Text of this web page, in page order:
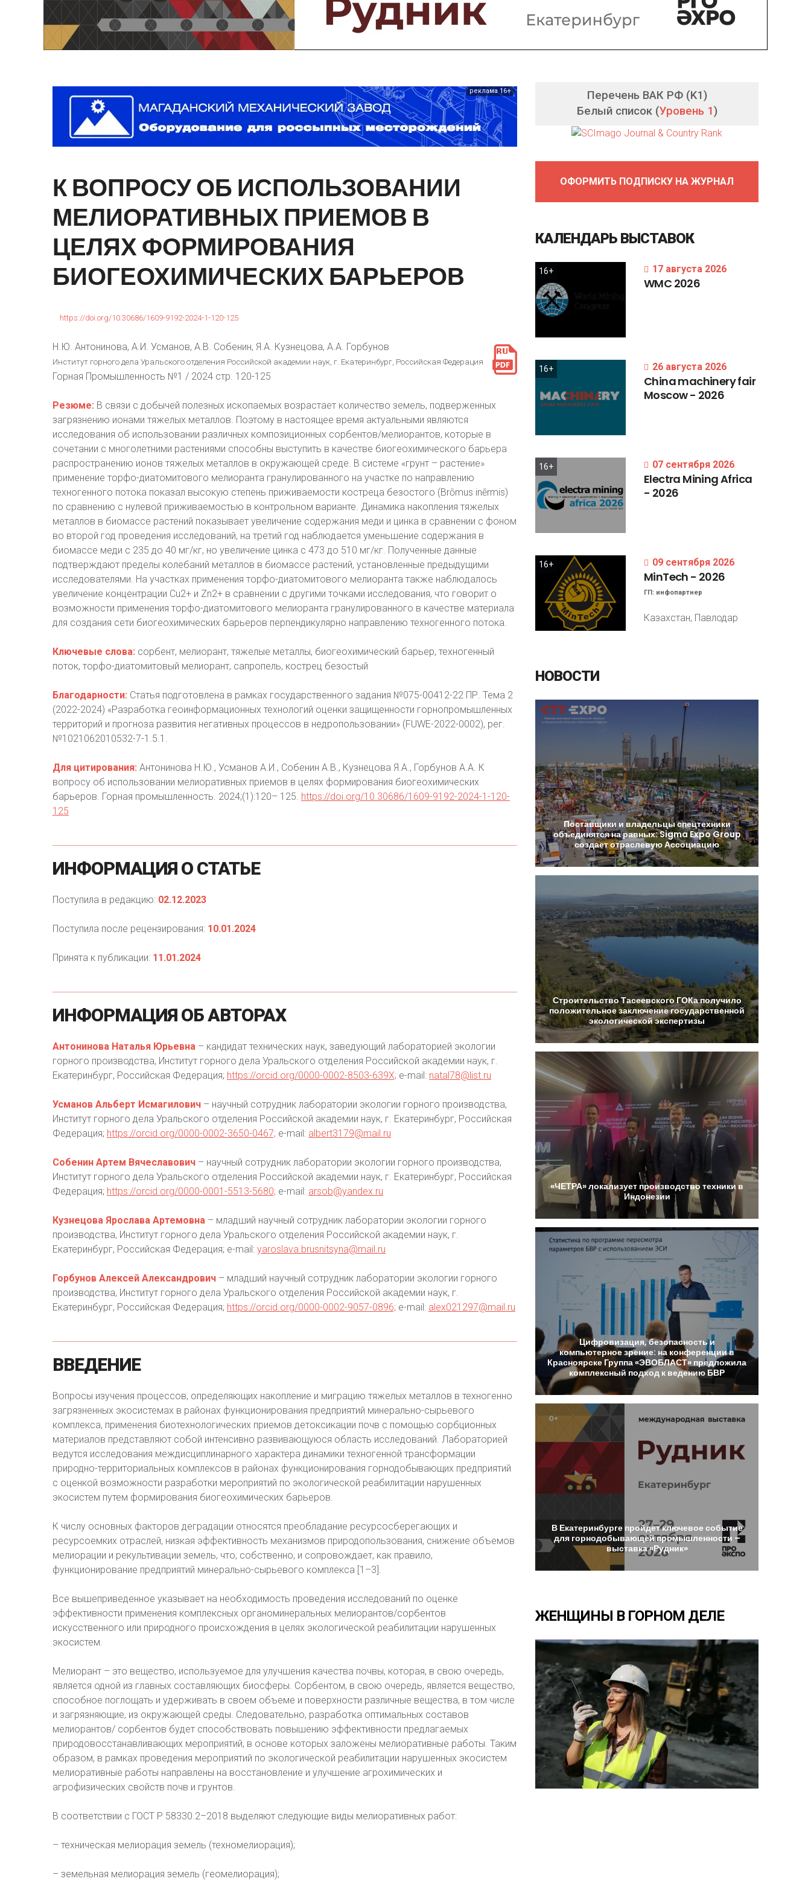
Предприятия и компании
Интервью
Выставки, Конференции
реклама 16+
КВОПРОСУОБИСПОЛЬЗОВАНИИ
МЕЛИОРАТИВНЫХПРИЕМОВ В
ЦЕЛЯХФОРМИРОВАНИЯ
БИОГЕОХИМИЧЕСКИХБАРЬЕРОВ
https://doi.org/10.30686/1609-9192-2024-1-120-125
Н.Ю. Антонинова, А.И. Усманов, А.В. Собенин, Я.А. Кузнецова, А.А. Горбунов
Институт горного дела Уральского отделения Российской академии наук, г. Екатеринбург, Российская Федерация
Горная Промышленность №1 / 2024 стр. 120-125
Резюме: В связи с добычей полезных ископаемых возрастает количество земель, подверженных
загрязнению ионами тяжелых металлов. Поэтому в настоящее время актуальными являются
исследования об использовании различных композиционных сорбентов/мелиорантов, которые в
сочетании с многолетними растениями способны выступить в качестве биогеохимического барьера
распространению ионов тяжелых металлов в окружающей среде. В системе «грунт – растение»
применение торфо-диатомитового мелиоранта гранулированного на участке по направлению
техногенного потока показал высокую степень приживаемости костреца безостого (Brōmus inērmis)
по сравнению с нулевой приживаемостью в контрольном варианте. Динамика накопления тяжелых
металлов в биомассе растений показывает увеличение содержания меди и цинка в сравнении с фоном
во второй год проведения исследований, на третий год наблюдается уменьшение содержания в
биомассе меди с 235 до 40 мг/кг, но увеличение цинка с 473 до 510 мг/кг. Полученные данные
подтверждают пределы колебаний металлов в биомассе растений, установленные предыдущими
исследователями. На участках применения торфо-диатомитового мелиоранта также наблюдалось
увеличение концентрации Cu2+ и Zn2+ в сравнении с другими точками исследования, что говорит о
возможности применения торфо-диатомитового мелиоранта гранулированного в качестве материала
для создания сети биогеохимических барьеров перпендикулярно направлению техногенного потока.
Ключевые слова: сорбент, мелиорант, тяжелые металлы, биогеохимический барьер, техногенный
поток, торфо-диатомитовый мелиорант, сапропель, кострец безостый
Благодарности: Статья подготовлена в рамках государственного задания №075-00412-22 ПР. Тема 2
(2022-2024) «Разработка геоинформационных технологий оценки защищенности горнопромышленных
территорий и прогноза развития негативных процессов в недропользовании» (FUWE-2022-0002), рег.
№1021062010532-7-1.5.1.
Для цитирования: Антонинова Н.Ю., Усманов А.И., Собенин А.В., Кузнецова Я.А., Горбунов А.А. К
вопросу об использовании мелиоративных приемов в целях формирования биогеохимических
барьеров. Горная промышленность. 2024;(1):120– 125. https://doi.org/10.30686/1609-9192-2024-1-120-
125
ИНФОРМАЦИЯ О СТАТЬЕ
Поступила в редакцию: 02.12.2023
Поступила после рецензирования: 10.01.2024
Принята к публикации: 11.01.2024
ИНФОРМАЦИЯ ОБАВТОРАХ
Антонинова Наталья Юрьевна – кандидат технических наук, заведующий лабораторией экологии
горного производства, Институт горного дела Уральского отделения Российской академии наук, г.
Екатеринбург, Российская Федерация; https://orcid.org/0000-0002-8503-639X; e-mail: natal78@list.ru
Усманов Альберт Исмагилович – научный сотрудник лаборатории экологии горного производства,
Институт горного дела Уральского отделения Российской академии наук, г. Екатеринбург, Российская
Федерация; https://orcid.org/0000-0002-3650-0467; e-mail: albert3179@mail.ru
Собенин Артем Вячеславович – научный сотрудник лаборатории экологии горного производства,
Институт горного дела Уральского отделения Российской академии наук, г. Екатеринбург, Российская
Федерация; https://orcid.org/0000-0001-5513-5680; e-mail: arsob@yandex.ru
Кузнецова Ярослава Артемовна – младший научный сотрудник лаборатории экологии горного
производства, Институт горного дела Уральского отделения Российской академии наук, г.
Екатеринбург, Российская Федерация; e-mail: yaroslava.brusnitsyna@mail.ru
Горбунов Алексей Александрович – младший научный сотрудник лаборатории экологии горного
производства, Институт горного дела Уральского отделения Российской академии наук, г.
Екатеринбург, Российская Федерация; https://orcid.org/0000-0002-9057-0896; e-mail: alex021297@mail.ru
ВВЕДЕНИЕ
Вопросы изучения процессов, определяющих накопление и миграцию тяжелых металлов в техногенно
загрязненных экосистемах в районах функционирования предприятий минерально-сырьевого
комплекса, применения биотехнологических приемов детоксикации почв с помощью сорбционных
материалов представляют собой интенсивно развивающуюся область исследований. Лабораторией
ведутся исследования междисциплинарного характера динамики техногенной трансформации
природно-территориальных комплексов в районах функционирования горнодобывающих предприятий
с оценкой возможности разработки мероприятий по экологической реабилитации нарушенных
экосистем путем формирования биогеохимических барьеров.
К числу основных факторов деградации относятся преобладание ресурсосберегающих и
ресурсоемких отраслей, низкая эффективность механизмов природопользования, снижение объемов
мелиорации и рекультивации земель, что, собственно, и сопровождает, как правило,
функционирование предприятий минерально-сырьевого комплекса [1–3].
Все вышеприведенное указывает на необходимость проведения исследований по оценке
эффективности применения комплексных органоминеральных мелиорантов/сорбентов
искусственного или природного происхождения в целях экологической реабилитации нарушенных
экосистем.
Мелиорант – это вещество, используемое для улучшения качества почвы, которая, в свою очередь,
является одной из главных составляющих биосферы. Сорбентом, в свою очередь, является вещество,
способное поглощать и удерживать в своем объеме и поверхности различные вещества, в том числе
и загрязняющие, из окружающей среды. Следовательно, разработка оптимальных составов
мелиорантов/ сорбентов будет способствовать повышению эффективности предлагаемых
природовосстанавливающих мероприятий, в основе которых заложены мелиоративные работы. Таким
образом, в рамках проведения мероприятий по экологической реабилитации нарушенных экосистем
мелиоративные работы направлены на восстановление и улучшение агрохимических и
агрофизических свойств почв и грунтов.
В соответствии с ГОСТ Р 58330.2–2018 выделяют следующие виды мелиоративных работ:
– техническая мелиорация земель (техномелиорация);
– земельная мелиорация земель (геомелиорация);
Перечень ВАК РФ (K1)
Белый список (Уровень 1)
ОФОРМИТЬ ПОДПИСКУ НА ЖУРНАЛ
КАЛЕНДАРЬ ВЫСТАВОК
16+ 17 августа 2026
WMC 2026
16+ 26 августа 2026
Chinamachineryfair
Moscow- 2026
16+ 07 сентября 2026
Electra MiningAfrica
- 2026
16+ 09 сентября 2026
MinTech - 2026
ГП: инфопартнер
Казахстан, Павлодар
НОВОСТИ
Поставщики и владельцыспецтехники
объединятсянаравных:SigmaExpoGroup
создаетотраслевуюАссоциацию
СтроительствоТасеевскогоГОКаполучило
положительноезаключениегосударственной
экологическойэкспертизы
«ЧЕТРА»локализует производство техникив
Индонезии
Цифровизация,безопасностьи
компьютерноезрение: на конференциив
Красноярске Группа«ЭВОБЛАСТ» предложила
комплексный подход к ведению БВР
В Екатеринбурге пройдетключевоесобытие
для горнодобывающейпромышленности –
выставка«Рудник»
ЖЕНЩИНЫ В ГОРНОМ ДЕЛЕ